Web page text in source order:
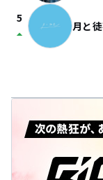
5
arrow_drop_up 月と